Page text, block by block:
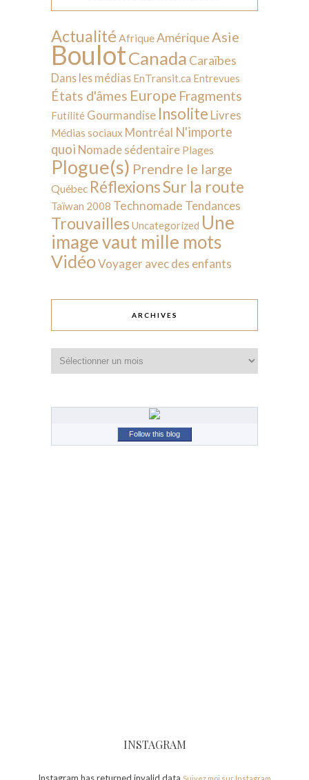
Actualité AfriqueAmérique Asie
BoulotCanada Caraïbes
Dans les médias EnTransit.ca Entrevues
États d'âmes Europe Fragments
Futilité Gourmandise Insolite Livres
Médias sociaux Montréal N'importe
quoi Nomade sédentaire Plages
Plogue(s) Prendre le large
Québec RéflexionsSur la route
Taïwan 2008 Technomade Tendances
Trouvailles Uncategorized Une
image vaut mille mots
VidéoVoyager avec des enfants
ARCHIVES
Follow this blog
INSTAGRAM
Instagram has returned invalid data. Suivez moi sur Instagram